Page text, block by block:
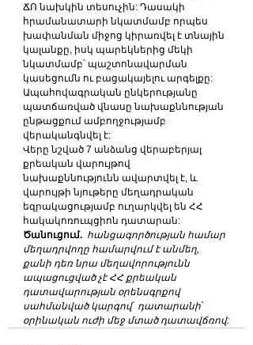
ՃՈ նախկին տեսուչին: Դասակի
հրամանատարի նկատմամբ որպես
խափանման միջոց կիրառվել է տնային
կալանքը, իսկ պարեկներից մեկի
նկատմամբ՝ պաշտոնավարման
կասեցումն ու բացակայելու արգելքը:
Ապահովագրական ընկերությանը
պատճառված վնասը նախաքննության
ընթացքում ամբողջությամբ
վերականգնվել է:
Վերը նշված 7 անձանց վերաբերյալ
քրեական վարույթով
նախաքննությունն ավարտվել է, և
վարույթի նյութերը մեղադրական
եզրակացությամբ ուղարկվել են ՀՀ
հակակոռուպցիոն դատարան:
Ծանուցում. հանցագործության համար
մեղադրվողը համարվում է անմեղ,
քանի դեռ նրա մեղավորությունն
ապացուցված չէ ՀՀ քրեական
դատավարության օրենսգրքով
սահմանված կարգով` դատարանի`
օրինական ուժի մեջ մտած դատավճռով: